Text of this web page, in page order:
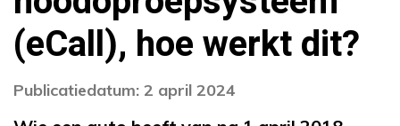
(eCall), hoe werkt dit?
Publicatiedatum: 2 april 2024